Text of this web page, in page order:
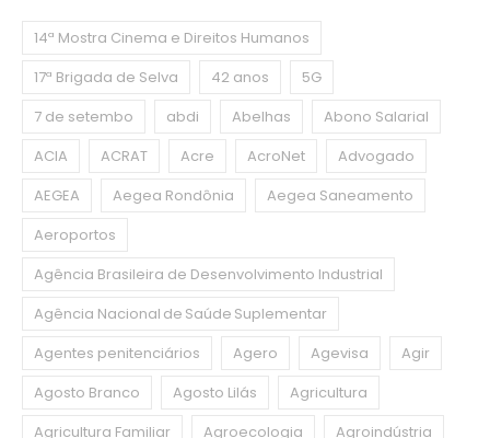
14ª Mostra Cinema e Direitos Humanos
17ª Brigada de Selva
42 anos
5G
7 de setembo
abdi Abelhas
Abono Salarial
ACIA
ACRAT Acre AcroNet
Advogado
AEGEA
Aegea Rondônia
Aegea Saneamento
Aeroportos
Agência Brasileira de Desenvolvimento Industrial
Agência Nacional de Saúde Suplementar
Agentes penitenciários
Agero Agevisa
Agir
Agosto Branco
Agosto Lilás
Agricultura
Agricultura Familiar
Agroecologia Agroindústria